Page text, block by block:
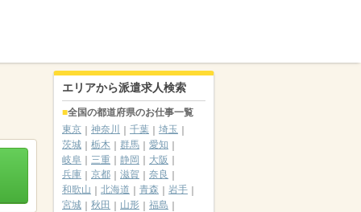
エリアから派遣求人検索
全国の都道府県のお仕事一覧
東京
神奈川 千葉
埼玉
茨城
栃木 群馬
愛知
岐阜
三重 静岡
大阪
兵庫
京都 滋賀
奈良
和歌山
北海道 青森
岩手
宮城
秋田 山形
福島